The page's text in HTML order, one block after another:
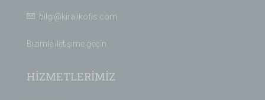
bilgi@kiralikofis.com
Bizimle iletişime geçin
HİZMETLERİMİZ